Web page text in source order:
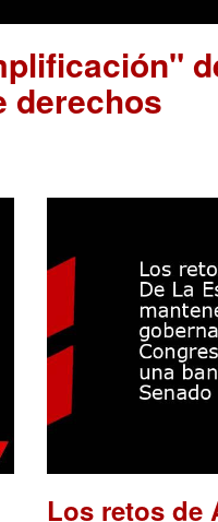
derechos
Los retos de